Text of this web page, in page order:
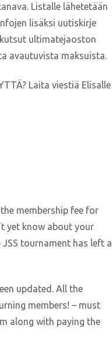
Listalle lähetetään
lisäksi uutiskirje
ultimatejaoston
avautuvista maksuista.
Laita viestiä Elisalle
the membership fee for
yet know about your
tournament has left a
updated. All the
members! – must
along with paying the